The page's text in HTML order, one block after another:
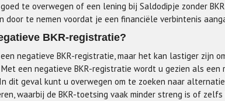
te overwegen of een lening bij Saldodipje zonder
door te nemen voordat je een financiële verbintenis
BKR-registratie?
negatieve BKR-registratie, maar het kan lastiger zijn
een negatieve BKR-registratie wordt u gezien als
dit geval kunt u overwegen om te zoeken naar
waarbij de BKR-toetsing vaak minder streng is of